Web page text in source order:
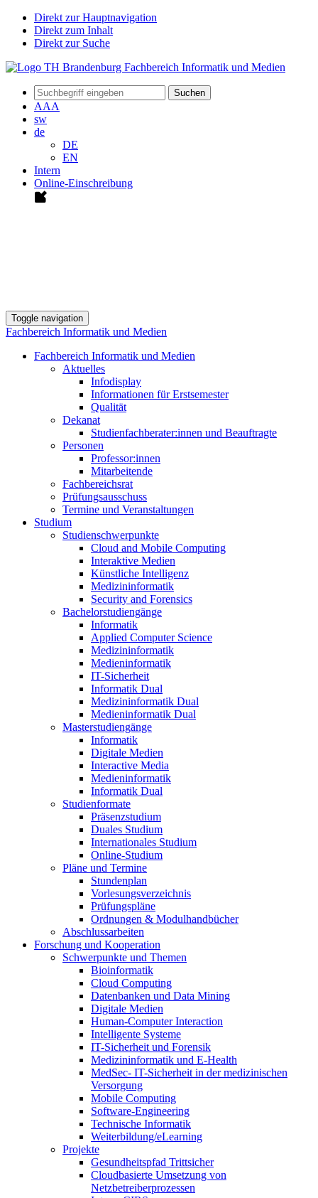
Direkt zur Hauptnavigation
Direkt zum Inhalt
Direkt zur Suche
Suchen
AAA
sw
de
DE
EN
Intern
Online-Einschreibung
Toggle navigation
Fachbereich Informatik und Medien
Fachbereich Informatik und Medien
Aktuelles
Infodisplay
Informationen für Erstsemester
Qualität
Dekanat
Studienfachberater:innen und Beauftragte
Personen
Professor:innen
Mitarbeitende
Fachbereichsrat
Prüfungsausschuss
Termine und Veranstaltungen
Studium
Studienschwerpunkte
Cloud and Mobile Computing
Interaktive Medien
Künstliche Intelligenz
Medizininformatik
Security and Forensics
Bachelorstudiengänge
Informatik
Applied Computer Science
Medizininformatik
Medieninformatik
IT-Sicherheit
Informatik Dual
Medizininformatik Dual
Medieninformatik Dual
Masterstudiengänge
Informatik
Digitale Medien
Interactive Media
Medieninformatik
Informatik Dual
Studienformate
Präsenzstudium
Duales Studium
Internationales Studium
Online-Studium
Pläne und Termine
Stundenplan
Vorlesungsverzeichnis
Prüfungspläne
Ordnungen & Modulhandbücher
Abschlussarbeiten
Forschung und Kooperation
Schwerpunkte und Themen
Bioinformatik
Cloud Computing
Datenbanken und Data Mining
Digitale Medien
Human-Computer Interaction
Intelligente Systeme
IT-Sicherheit und Forensik
Medizininformatik und E-Health
MedSec- IT-Sicherheit in der medizinischen
Versorgung
Mobile Computing
Software-Engineering
Technische Informatik
Weiterbildung/eLearning
Projekte
Gesundheitspfad Trittsicher
Cloudbasierte Umsetzung von
Netzbetreiberprozessen